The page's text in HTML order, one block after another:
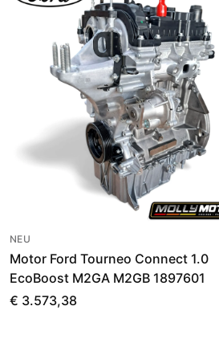
NEU
Motor Ford Tourneo Connect 1.0
EcoBoost M2GA M2GB 1897601
€ 3.573,38